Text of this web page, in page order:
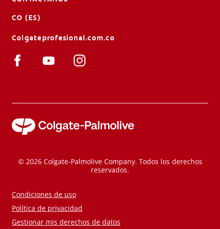
CO (ES)
Colgateprofesional.com.co
© 2026 Colgate-Palmolive Company. Todos los derechos
reservados.
Condiciones de uso
Política de privacidad
Gestionar mis derechos de datos